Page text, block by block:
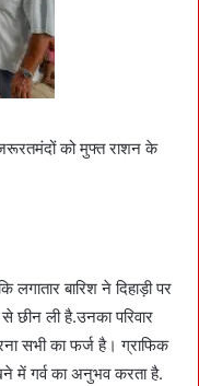
को मुफ्त राशन के
बारिश ने दिहाड़ी पर
छीन ली है.उनका परिवार
सभी का फर्ज है। ग्राफिक
में गर्व का अनुभव करता है.